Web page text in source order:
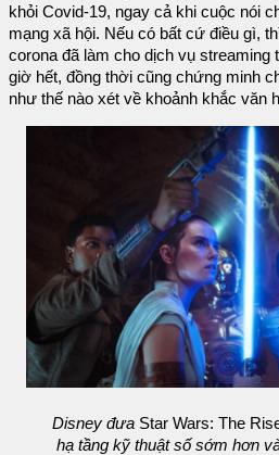
khỏi Covid-19, ngay cả khi cuộc nói
mạng xã hội. Nếu có bất cứ điều gì,
corona đã làm cho dịch vụ streaming
giờ hết, đồng thời cũng chứng minh
như thế nào xét về khoảnh khắc văn
Disney đưa Star Wars: The
hạ tầng kỹ thuật số sớm hơn